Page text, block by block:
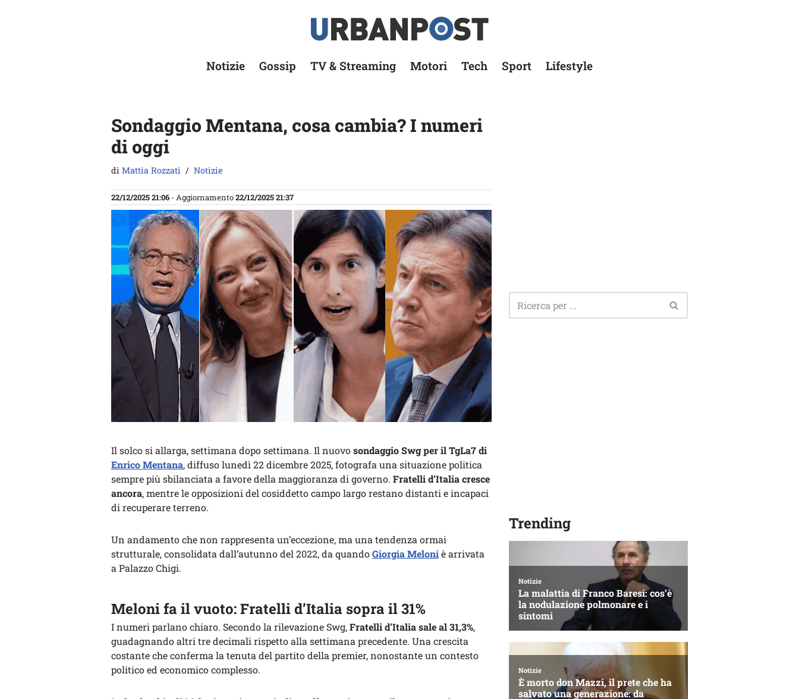
Notizie Gossip TV & Streaming Motori Tech Sport Lifestyle
Sondaggio Mentana, cosa cambia? I numeri
di oggi
di Mattia Rozzati Notizie
22/12/2025 21:06 - Aggiornamento22/12/2025 21:37
Il solco si allarga, settimana dopo settimana. Il nuovosondaggio Swg per il TgLa7 di
Enrico Mentana, diffuso lunedì 22 dicembre 2025, fotografa una situazione politica
sempre più sbilanciata a favore della maggioranza di governo. Fratelli d’Italia cresce
ancora, mentre le opposizioni del cosiddetto campo largo restano distanti e incapaci
di recuperare terreno.
Un andamento che non rappresenta un’eccezione, ma una tendenza ormai
strutturale, consolidata dall’autunno del 2022, da quandoGiorgia Meloniè arrivata
a Palazzo Chigi.
Meloni fa il vuoto: Fratelli d’Italia sopra il 31%
I numeri parlano chiaro. Secondo la rilevazione Swg,Fratelli d’Italia sale al 31,3%,
guadagnando altri tre decimali rispetto alla settimana precedente. Una crescita
costante che conferma la tenuta del partito della premier, nonostante un contesto
politico ed economico complesso.
Trending